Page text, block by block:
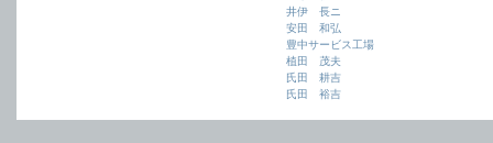
井伊 長ニ
安田 和弘
豊中サービス工場
植田 茂夫
氏田 耕吉
氏田 裕吉